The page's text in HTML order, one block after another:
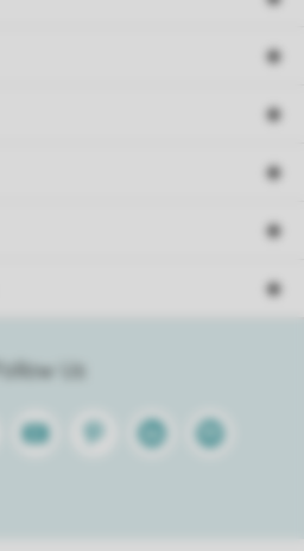
Follow Us
Youtube PinterestLinkedinSpotify